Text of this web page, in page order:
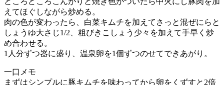
えてほぐしながら炒める。
肉の色が変わったら、白菜キムチを加えてさっと混ぜにらと
しょうゆ大さじ1/2、粗びきこしょう少々を加えて手早く炒
め合わせる。
1人分ずつ器に盛り、温泉卵を1個ずつのせてできあがり。
一口メモ
まずはシンプルに豚キムチを味わってから卵をくずすと2倍